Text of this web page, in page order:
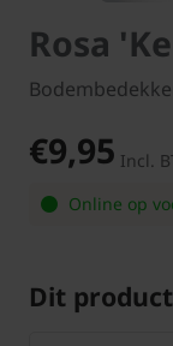
Rosa
€9,95 Incl.
Online op
Dit